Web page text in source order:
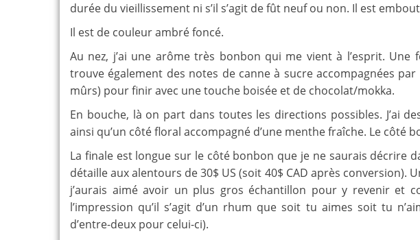
durée du vieillissement ni s’il s’agit de fût neuf ou non. Il est
Il est de couleur ambré foncé.
Au nez, j’ai une arôme très bonbon qui me vient à l’esprit. Une
trouve également des notes de canne à sucre accompagnées
mûrs) pour finir avec une touche boisée et de chocolat/mokka.
En bouche, là on part dans toutes les directions possibles. J’ai
ainsi qu’un côté floral accompagné d’une menthe fraîche. Le côté
La finale est longue sur le côté bonbon que je ne saurais décrire
détaille aux alentours de 30$ US (soit 40$ CAD après conversion).
j’aurais aimé avoir un plus gros échantillon pour y revenir et
l’impression qu’il s’agit d’un rhum que soit tu aimes soit tu
d’entre-deux pour celui-ci).